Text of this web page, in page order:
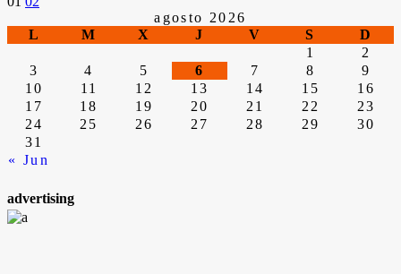
Paginación
de
entradas
agosto 2026
L
M X J V S D
« Jun
1
2
3
4 5 6 7 8
9
10
11 12 13 14 15
16
17
18 19 20 21 22
23
24
25 26 27 28 29
30
31
advertising